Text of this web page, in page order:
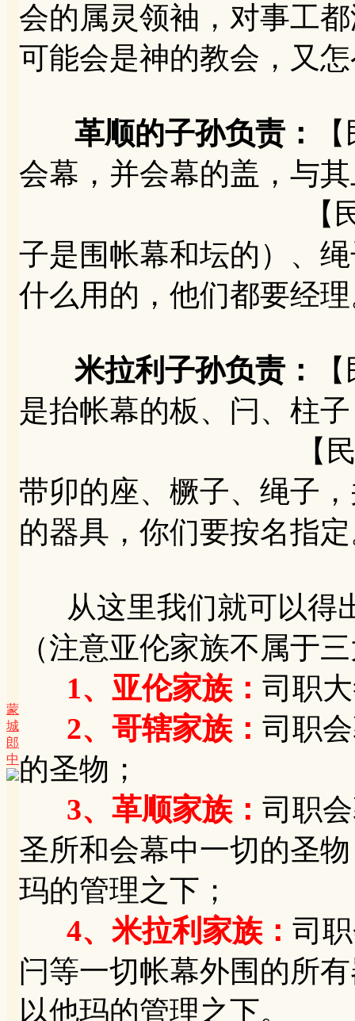
蒙
城
郎
中
会的属灵领袖，对事工
可能会是神的教会，又
革顺的子孙负责：
会幕，并会幕的盖，与
【民4:26】院
子是围帐幕和坛的）、
什么用的，他们都要经
米拉利子孙负责：
是抬帐幕的板、闩、柱
【民4:32】院
带卯的座、橛子、绳子
的器具，你们要按名指
从这里我们就可以得
（注意亚伦家族不属于
1、亚伦家族： 司职
2、哥辖家族： 司职
的圣物；
3、革顺家族： 司职
圣所和会幕中一切的圣
玛的管理之下；
4、米拉利家族： 司
闩等一切帐幕外围的所
以他玛的管理之下。